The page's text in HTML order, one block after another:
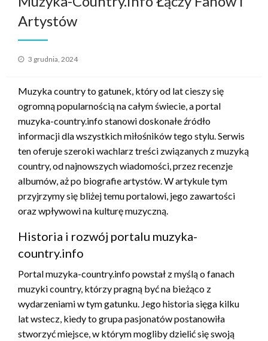
Artystów
Opublikowane
3 grudnia, 2024
Muzyka country to gatunek, który od lat cieszy się
ogromną popularnością na całym świecie, a portal
muzyka-country.info stanowi doskonałe źródło
informacji dla wszystkich miłośników tego stylu. Serwis
ten oferuje szeroki wachlarz treści związanych z muzyką
country, od najnowszych wiadomości, przez recenzje
albumów, aż po biografie artystów. W artykule tym
przyjrzymy się bliżej temu portalowi, jego zawartości
oraz wpływowi na kulturę muzyczną.
Historia i rozwój portalu muzyka-
country.info
Portal muzyka-country.info powstał z myślą o fanach
muzyki country, którzy pragną być na bieżąco z
wydarzeniami w tym gatunku. Jego historia sięga kilku
lat wstecz, kiedy to grupa pasjonatów postanowiła
stworzyć miejsce, w którym mogliby dzielić się swoją